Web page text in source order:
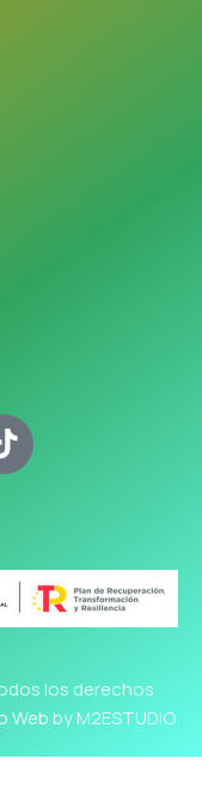
los derechos
Webby M2ESTUDIO